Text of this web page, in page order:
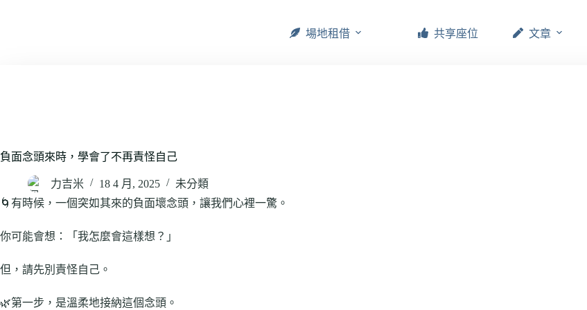
場地租借 共享座位 文章
負面念頭來時，學會了不再責怪自己
力吉米 18 4 月, 2025
未分類
🌀有時候，一個突如其來的負面壞念頭，讓我們心裡一驚。
你可能會想：「我怎麼會這樣想？」
但，請先別責怪自己。
🌿第一步，是溫柔地接納這個念頭。